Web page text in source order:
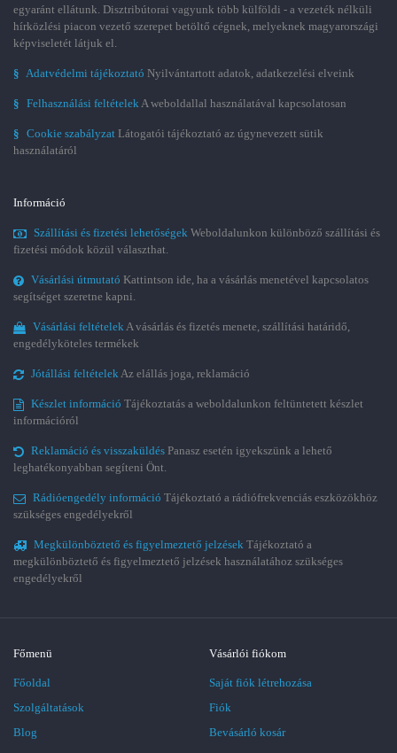
egyaránt ellátunk. Disztribútorai vagyunk több külföldi - a vezeték nélküli
hírközlési piacon vezető szerepet betöltő cégnek, melyeknek magyarországi
képviseletét látjuk el.
§ Adatvédelmi tájékoztató Nyilvántartott adatok, adatkezelési elveink
§ Felhasználási feltételekA weboldallal használatával kapcsolatosan
§ Cookie szabályzat Látogatói tájékoztató az úgynevezett sütik
használatáról
Információ
Szállítási és fizetési lehetőségek Weboldalunkon különböző szállítási és
fizetési módok közül választhat.
Vásárlási útmutató Kattintson ide, ha a vásárlás menetével kapcsolatos
segítséget szeretne kapni.
Vásárlási feltételekA vásárlás és fizetés menete, szállítási határidő,
engedélyköteles termékek
Jótállási feltételekAz elállás joga, reklamáció
Készlet információ Tájékoztatás a weboldalunkon feltüntetett készlet
információról
Reklamáció és visszaküldés Panasz esetén igyekszünk a lehető
leghatékonyabban segíteni Önt.
Rádióengedély információ Tájékoztató a rádiófrekvenciás eszközökhöz
szükséges engedélyekről
Megkülönböztető és figyelmeztető jelzések Tájékoztató a
megkülönböztető és figyelmeztető jelzések használatához szükséges
engedélyekről
Főmenü
Főoldal
Szolgáltatások
Blog
Vásárlói fiókom
Saját fiók létrehozása
Fiók
Bevásárló kosár